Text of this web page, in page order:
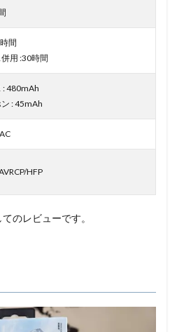
間
用 :30時間
: 480mAh
: 45mAh
HFP
のレビューです。